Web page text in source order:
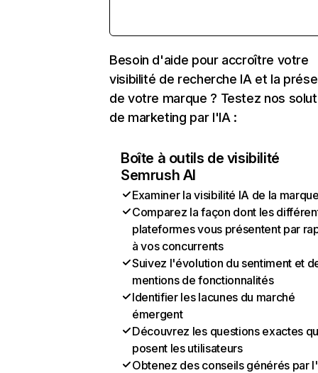
Besoin d'aide pour accroître votre
visibilité de recherche IA et la
de votre marque ? Testez nos
de marketing par l'IA :
Boîte à outils de visibilité
Semrush AI
Examiner la visibilité IA de la
Comparez la façon dont les
plateformes vous présentent par
à vos concurrents
Suivez l'évolution du sentiment et
mentions de fonctionnalités
Identifier les lacunes du marché
émergent
Découvrez les questions exactes
posent les utilisateurs
Obtenez des conseils générés par